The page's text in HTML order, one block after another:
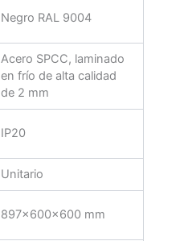
Negro RAL 9004
Acero SPCC, laminado
en frío de alta calidad
de 2 mm
IP20
Unitario
897x600x600 mm